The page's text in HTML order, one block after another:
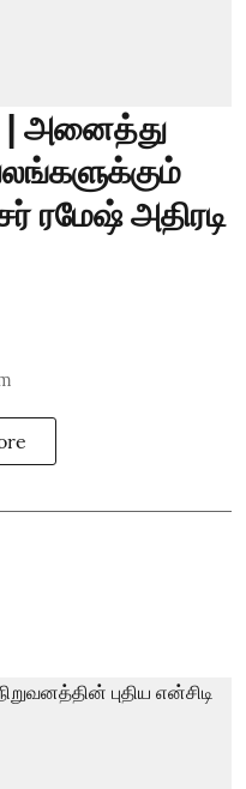
| அனைத்து
ரமேஷ் அதிரடி